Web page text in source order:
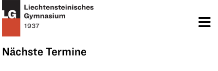
Nächste Termine
KONTAKT